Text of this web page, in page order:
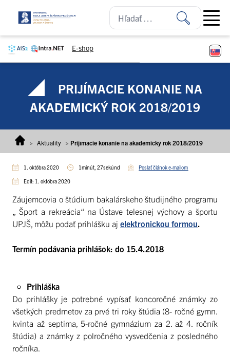
E-shop
Open
PRIJÍMACIE KONANIE NA
AKADEMICKÝ ROK 2018/2019
> Aktuality > Prijímacie konanie na akademický rok 2018/2019
1. októbra 2020 1minút, 27sekúnd Poslať článok e-mailom
Edit: 1. októbra 2020
Záujemcovia o štúdium bakalárskeho študijného programu
„ Šport a rekreácia“ na Ústave telesnej výchovy a športu
UPJŠ, môžu podať prihlášku aj elektronickou formou.
Termín podávania prihlášok: do 15.4.2018
Prihláška
Do prihlášky je potrebné vypísať koncoročné známky zo
všetkých predmetov za prvé tri roky štúdia (8- ročné gymn.
kvinta až septima, 5-ročné gymnázium za 2. až 4. ročník
štúdia) a známky z polročného vysvedčenia z posledného
ročníka.